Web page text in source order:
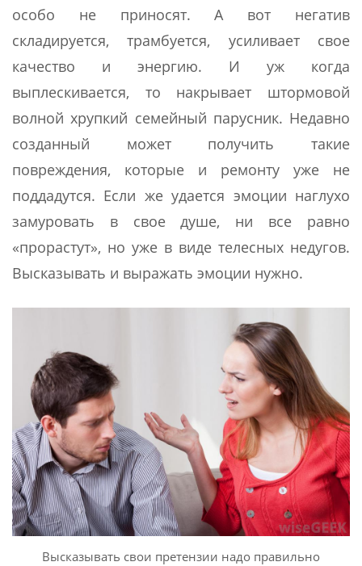
особо не приносят. А вот негатив
складируется, трамбуется, усиливает свое
качество и энергию. И уж когда
выплескивается, то накрывает штормовой
волной хрупкий семейный парусник. Недавно
созданный может получить такие
повреждения, которые и ремонту уже не
поддадутся. Если же удается эмоции наглухо
замуровать в свое душе, ни все равно
«прорастут», но уже в виде телесных недугов.
Высказывать и выражать эмоции нужно.
Высказывать свои претензии надо правильно